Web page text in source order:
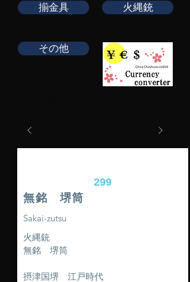
揃金具 火縄銃
その他
299
無銘 堺筒
Sakai-zutsu
火縄銃
無銘 堺筒
摂津国堺 江戸時代